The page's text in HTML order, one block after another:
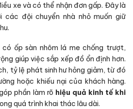
xe và có thể nhận đơn gấp. Đây là
đội chuyển nhà nhỏ muốn giữ
có ốp sàn nhôm lá me chống trượt,
giúp việc sắp xếp đồ ổn định hơn.
tỷ lệ phát sinh hư hỏng giảm, từ đó
hoặc khiếu nại của khách hàng.
phần làm rõ hiệu quả kinh tế khi
quá trình khai thác lâu dài.